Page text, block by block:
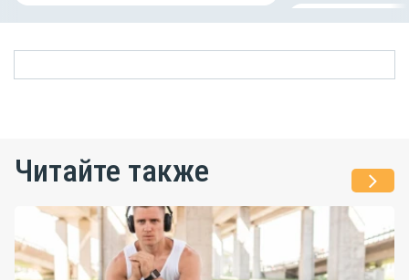
Читайте также